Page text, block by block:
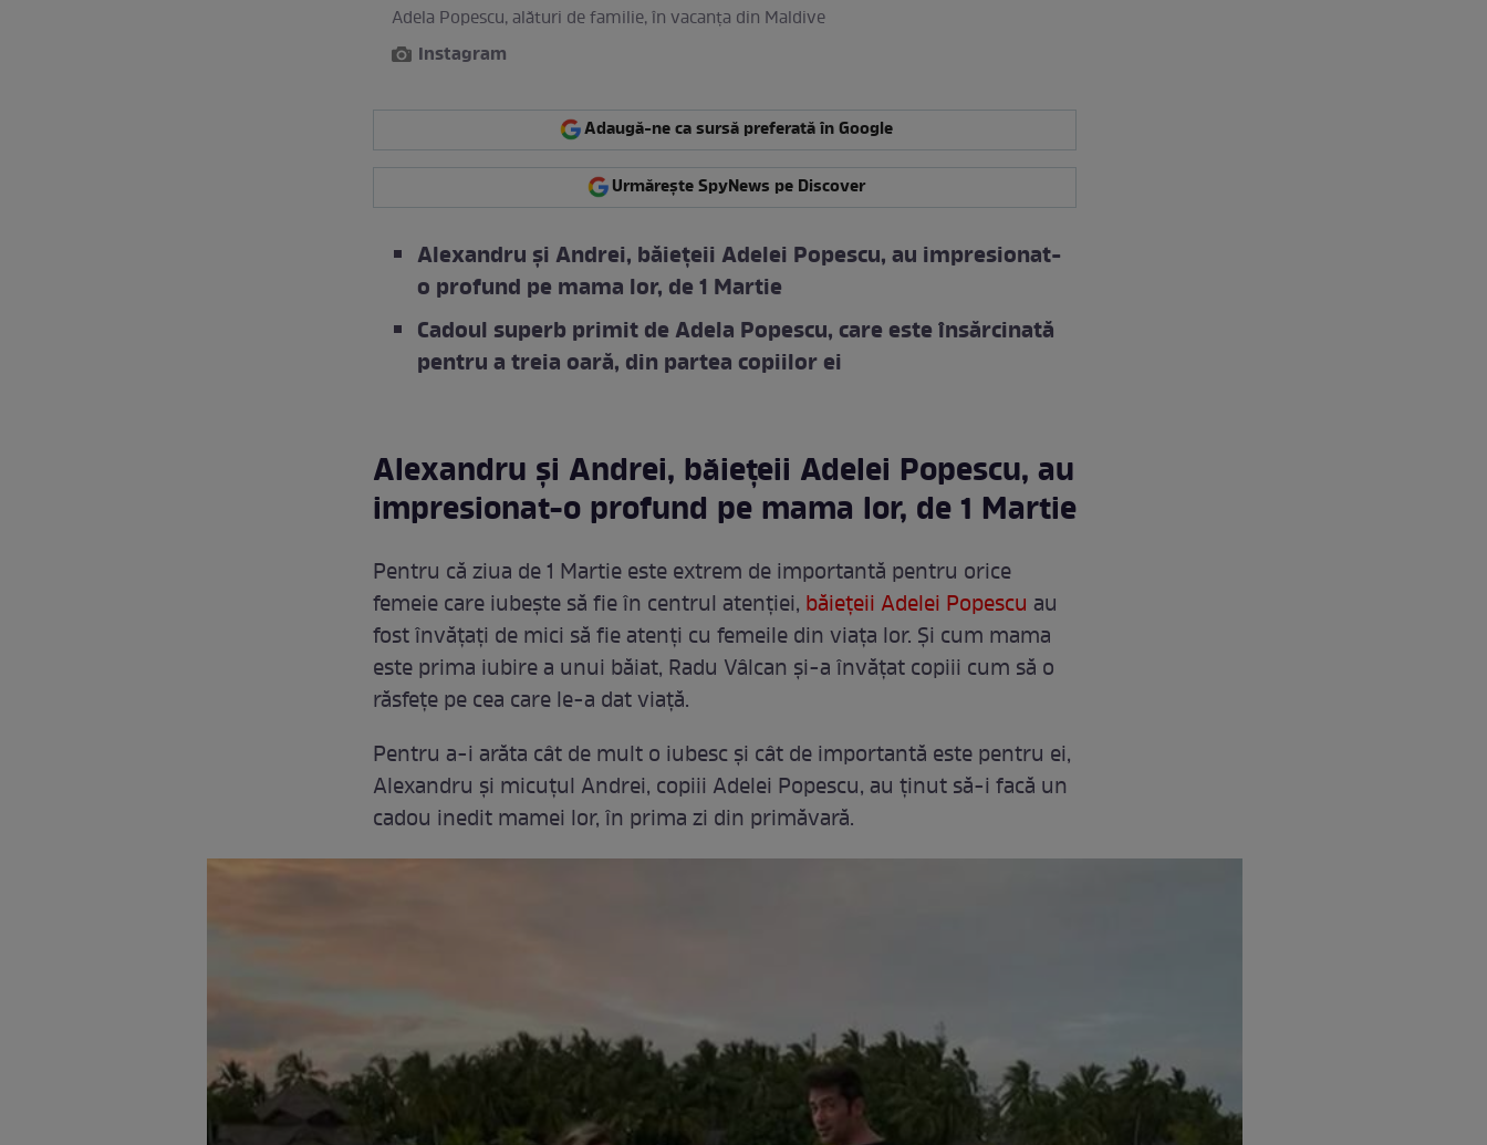
Adela Popescu, alături de familie, în vacanța din Maldive
Instagram
Adaugă-ne ca sursă preferată în Google
Urmărește SpyNews pe Discover
Alexandru și Andrei, băiețeii Adelei Popescu, au impresionat-
o profund pe mama lor, de 1 Martie
Cadoul superb primit de Adela Popescu, care este însărcinată
pentru a treia oară, din partea copiilor ei
Alexandru și Andrei, băiețeii Adelei Popescu, au
impresionat-o profund pe mama lor, de 1 Martie
Pentru că ziua de 1 Martie este extrem de importantă pentru orice
femeie care iubește să fie în centrul atenției, băiețeii Adelei Popescu au
fost învățați de mici să fie atenți cu femeile din viața lor. Și cum mama
este prima iubire a unui băiat, Radu Vâlcan și-a învățat copiii cum să o
răsfețe pe cea care le-a dat viață.
Pentru a-i arăta cât de mult o iubesc și cât de importantă este pentru ei,
Alexandru și micuțul Andrei, copiii Adelei Popescu, au ținut să-i facă un
cadou inedit mamei lor, în prima zi din primăvară.